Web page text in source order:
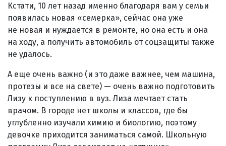
Кстати, 10 лет назад именно благодаря вам у семьи
появилась новая «семерка», сейчас она уже
не новая и нуждается в ремонте, но она есть и она
на ходу, а получить автомобиль от соцзащиты также
не удалось.
А еще очень важно (и это даже важнее, чем машина,
протезы и все на свете) — очень важно подготовить
Лизу к поступлению в вуз. Лиза мечтает стать
врачом. В городе нет школы и классов, где бы
углубленно изучали химию и биологию, поэтому
девочке приходится заниматься самой. Школьную